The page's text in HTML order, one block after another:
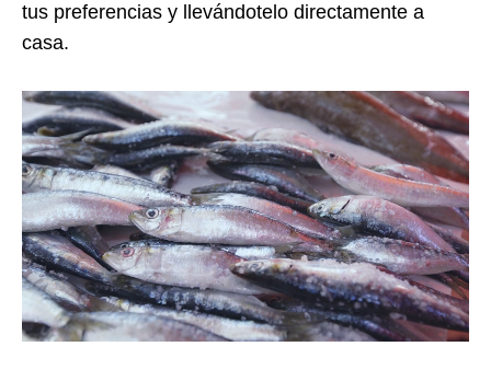
tus preferencias y llevándotelo directamente a
casa.